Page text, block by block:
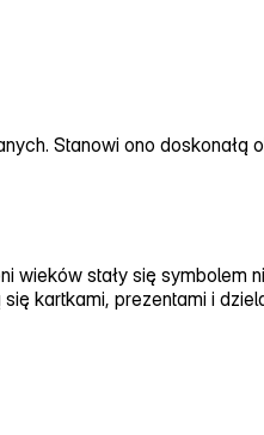
Stanowi ono doskonałą
stały się symbolem
kartkami, prezentami i